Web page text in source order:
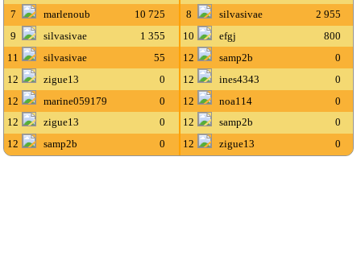
7
marlenoub 10 725 8 silvasivae
2 955
9
silvasivae 1 355 10 efgj
800
11
silvasivae 55 12 samp2b
0
12
zigue13 0 12 ines4343
0
12
marine059179 0 12 noa114
0
12
zigue13 0 12 samp2b
0
12
samp2b 0 12 zigue13 0